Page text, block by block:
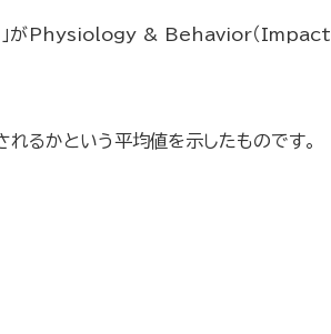
がPhysiology & Behavior（Impact
るかという平均値を示したものです。